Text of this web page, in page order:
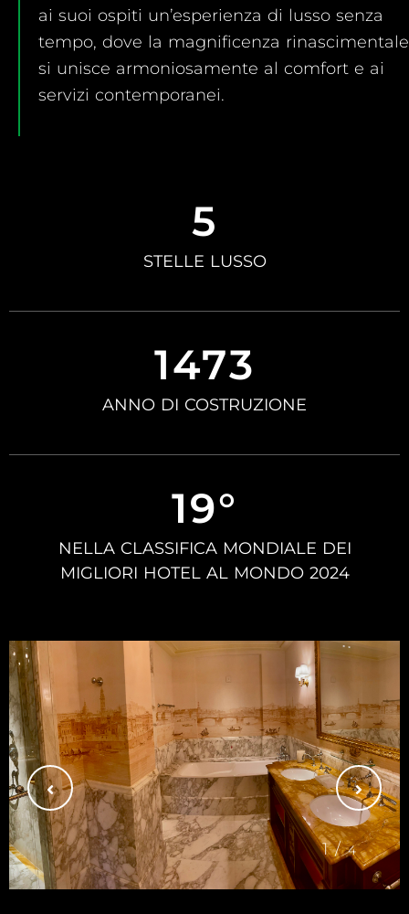
ai suoi ospiti un’esperienza di lusso senza
tempo, dove la magnificenza rinascimentale
si unisce armoniosamente al comfort e ai
servizi contemporanei.
5
STELLE LUSSO
1473
ANNO DI COSTRUZIONE
19°
NELLA CLASSIFICA MONDIALE DEI
MIGLIORI HOTEL AL MONDO 2024
1/4